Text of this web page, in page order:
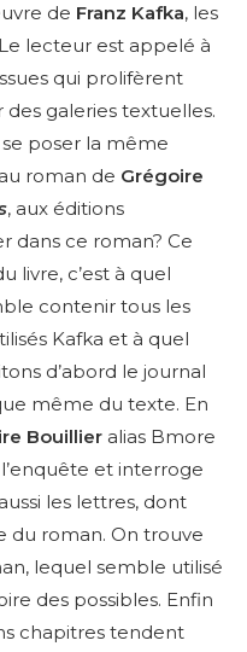
de Franz Kafka, les
lecteur est appelé à
qui prolifèrent
des galeries textuelles.
poser la même
roman de Grégoire
, aux éditions
dans ce roman? Ce
livre, c’est à quel
contenir tous les
Kafka et à quel
d’abord le journal
même du texte. En
Bouillier alias Bmore
et interroge
les lettres, dont
du roman. On trouve
lequel semble utilisé
des possibles. Enfin
chapitres tendent